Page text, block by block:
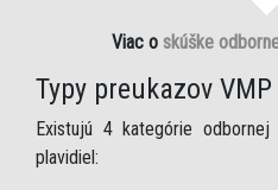
Viac o skúške
Typy preukazov VMP
Existujú 4 kategórie
plavidiel: